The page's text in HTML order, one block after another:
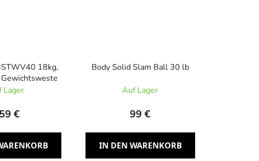
18kg,
Lager
€
Body Solid Slam Ball 30 lb
Auf Lager
99 €
IN DEN WARENKORB